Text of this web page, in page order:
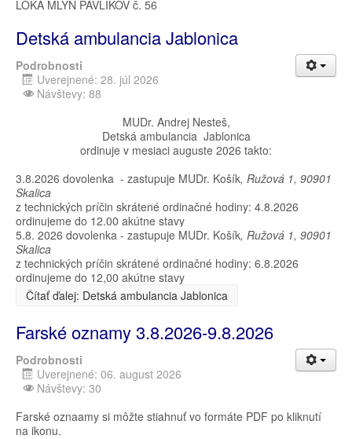
LOKA MLYN PAVLÍKOV č. 56
Detská ambulancia Jablonica
Podrobnosti
Uverejnené: 28. júl 2026
Návštevy: 88
MUDr. Andrej Nesteš,
Detská ambulancia Jablonica
ordinuje v mesiaci auguste 2026 takto:
3.8.2026 dovolenka - zastupuje MUDr. Košík, Ružová 1, 90901
Skalica
z technických príčin skrátené ordinačné hodiny: 4.8.2026
ordinujeme do 12.00 akútne stavy
5.8. 2026 dovolenka - zastupuje MUDr. Košík, Ružová 1, 90901
Skalica
z technických príčin skrátené ordinačné hodiny: 6.8.2026
ordinujeme do 12,00 akútne stavy
Čítať ďalej: Detská ambulancia Jablonica
Farské oznamy 3.8.2026-9.8.2026
Podrobnosti
Uverejnené: 06. august 2026
Návštevy: 30
Farské oznaamy si môžte stiahnuť vo formáte PDF po kliknutí
na ikonu.